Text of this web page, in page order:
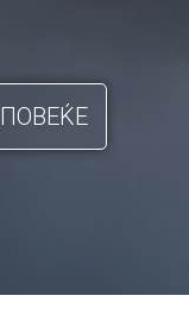
ПОВЕЌЕ